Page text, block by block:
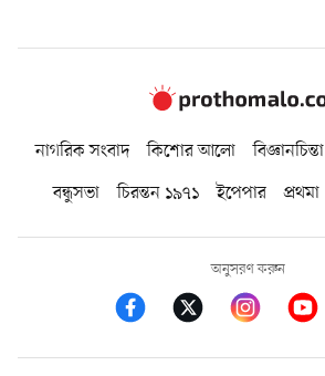
নাগরিক সংবাদ কিশোর আলো বিজ্ঞানচিন্তা
বন্ধুসভা
চিরন্তন ১৯৭১ ইপেপার প্রথমা
অনুসরণ করুন